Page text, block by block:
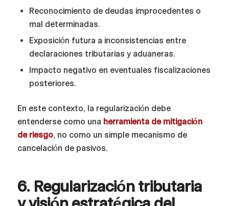
Reconocimiento de deudas improcedentes o
mal determinadas.
Exposición futura a inconsistencias entre
declaraciones tributarias y aduaneras.
Impacto negativo en eventuales fiscalizaciones
posteriores.
En este contexto, la regularización debe
entenderse como una herramienta de mitigación
de riesgo, no como un simple mecanismo de
cancelación de pasivos.
6. Regularización tributaria